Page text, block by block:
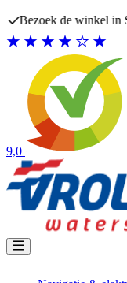
Bezoek de winkel in
9,0